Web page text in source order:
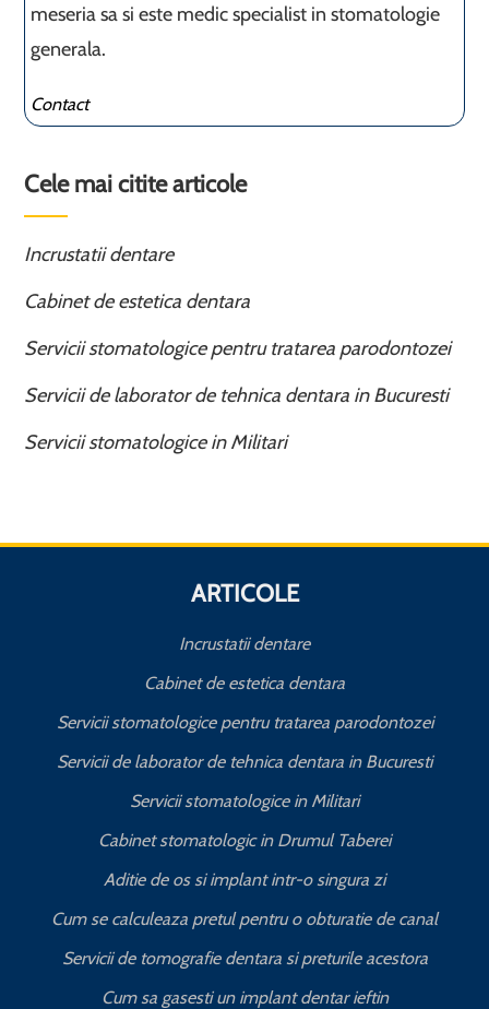
meseria sa si este medic specialist in stomatologie
generala.
Contact
Cele mai citite articole
Incrustatii dentare
Cabinet de estetica dentara
Servicii stomatologice pentru tratarea parodontozei
Servicii de laborator de tehnica dentara in Bucuresti
Servicii stomatologice in Militari
ARTICOLE
Incrustatii dentare
Cabinet de estetica dentara
Servicii stomatologice pentru tratarea parodontozei
Servicii de laborator de tehnica dentara in Bucuresti
Servicii stomatologice in Militari
Cabinet stomatologic in Drumul Taberei
Aditie de os si implant intr-o singura zi
Cum se calculeaza pretul pentru o obturatie de canal
Servicii de tomografie dentara si preturile acestora
Cum sa gasesti un implant dentar ieftin